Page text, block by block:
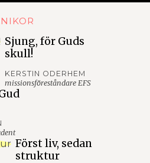
Sjung, för Guds
skull!
KERSTIN ODERHEM
missionsföreståndare EFS
Först liv, sedan
struktur